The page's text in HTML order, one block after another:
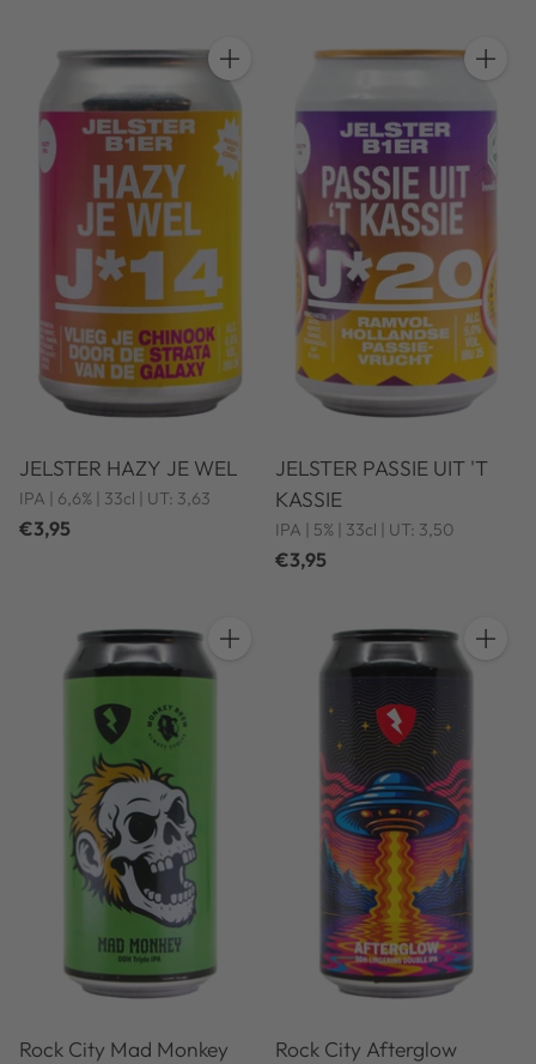
Hoeveelheid
JELSTER HAZY JE WEL
IPA | 6,6% | 33cl | UT: 3,63
€3,95
JELSTER PASSIE UIT 'T
KASSIE
IPA | 5% | 33cl | UT: 3,50
€3,95
Hoeveelheid
Rock City Mad Monkey Rock City Afterglow